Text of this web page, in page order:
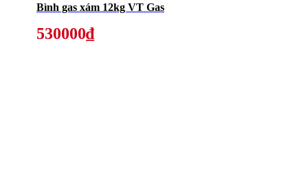
Bình gas xám 12kg VT Gas
530000₫